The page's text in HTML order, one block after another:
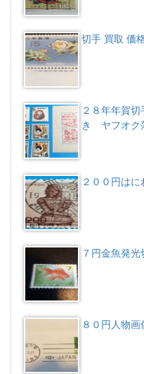
切手 買取 価
２８年年賀
き ヤフオク
２００円は
７円金魚発光
８０円人物